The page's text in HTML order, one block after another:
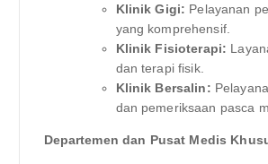
Klinik Gigi: Pelayanan
yang komprehensif.
Klinik Fisioterapi:
dan terapi fisik.
Klinik Bersalin:
dan pemeriksaan pasca
Departemen dan Pusat Medis